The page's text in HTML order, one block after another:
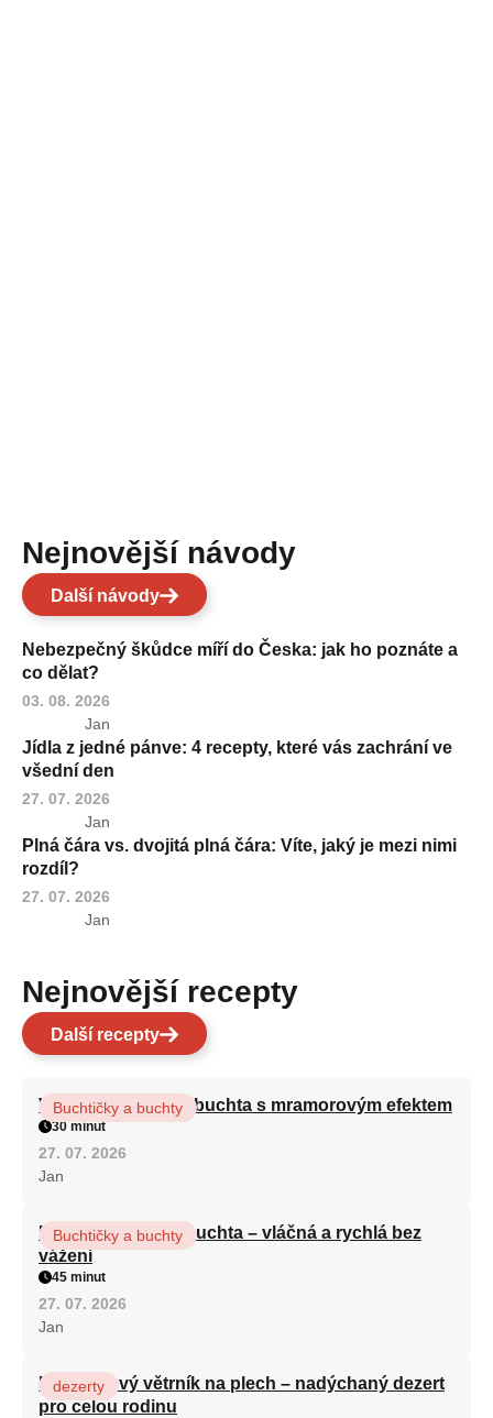
Nejnovější návody
Další návody
Nebezpečný škůdce míří do Česka: jak ho poznáte a
co dělat?
03. 08. 2026
Jan
Jídla z jedné pánve: 4 recepty, které vás zachrání ve
všední den
27. 07. 2026
Jan
Plná čára vs. dvojitá plná čára: Víte, jaký je mezi nimi
rozdíl?
27. 07. 2026
Jan
Nejnovější recepty
Další recepty
Vláčná olejová litá buchta s mramorovým efektem
Buchtičky a buchty
30 minut
27. 07. 2026
Jan
Hrnková maková buchta – vláčná a rychlá bez
vážení
Buchtičky a buchty
45 minut
27. 07. 2026
Jan
Karamelový větrník na plech – nadýchaný dezert
pro celou rodinu
dezerty